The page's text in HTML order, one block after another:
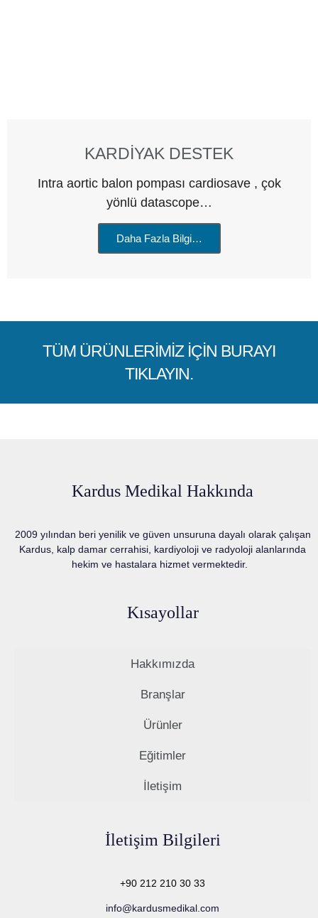
KARDİYAK DESTEK
Intra aortic balon pompası cardiosave , çok
yönlü datascope…
Daha Fazla Bilgi…
TÜM ÜRÜNLERİMİZ İÇİN BURAYI
TIKLAYIN.
Kardus Medikal Hakkında
2009 yılından beri yenilik ve güven unsuruna dayalı olarak çalışan
Kardus, kalp damar cerrahisi, kardiyoloji ve radyoloji alanlarında
hekim ve hastalara hizmet vermektedir.
Kısayollar
Hakkımızda
Branşlar
Ürünler
Eğitimler
İletişim
İletişim Bilgileri
+90 212 210 30 33
info@kardusmedikal.com